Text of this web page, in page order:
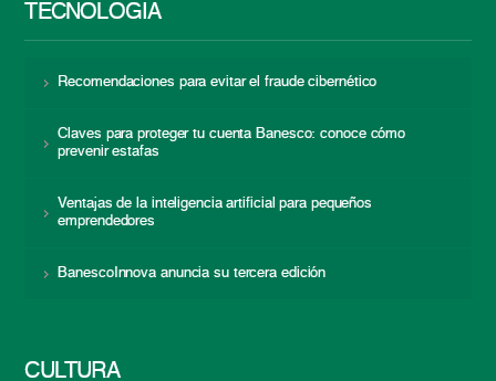
TECNOLOGÍA
Recomendaciones para evitar el fraude cibernético
Claves para proteger tu cuenta Banesco: conoce cómo
prevenir estafas
Ventajas de la inteligencia artificial para pequeños
emprendedores
BanescoInnova anuncia su tercera edición
CULTURA